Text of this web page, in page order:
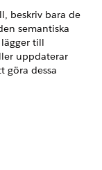
beskriv bara de
semantiska
till
uppdaterar
göra dessa